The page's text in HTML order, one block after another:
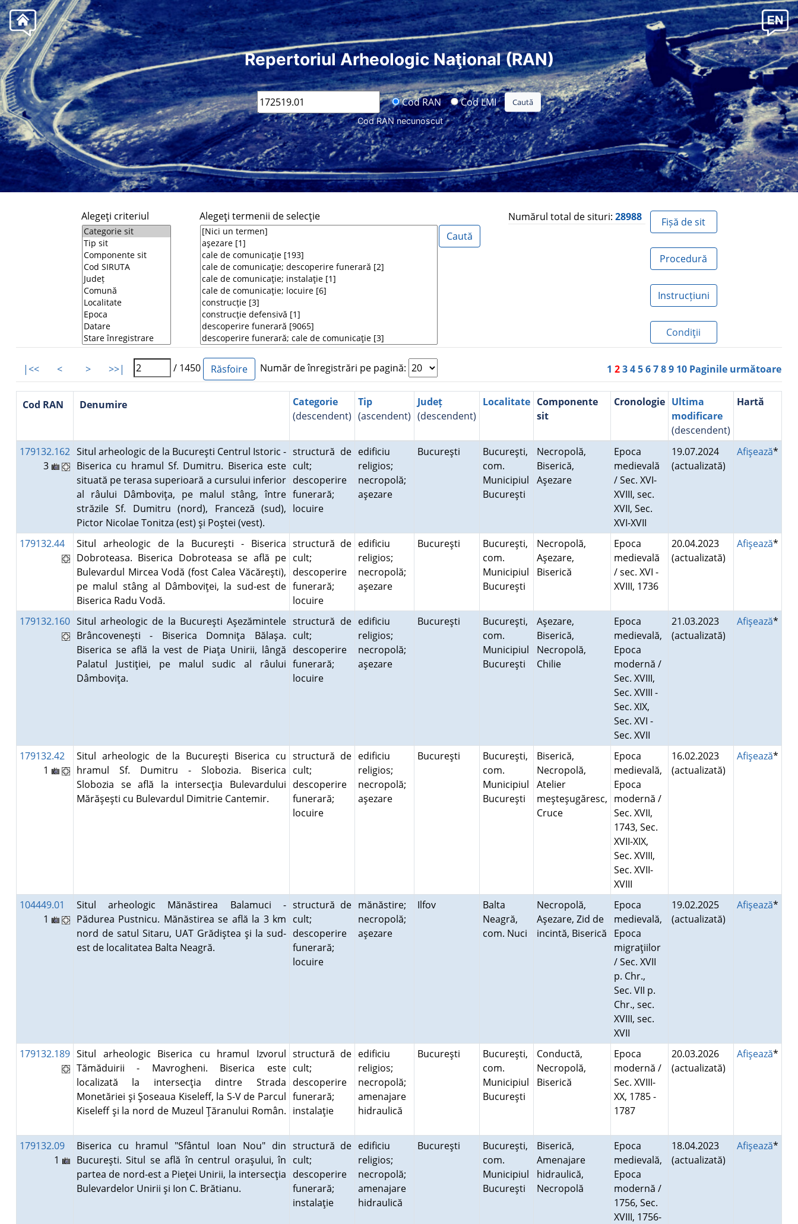
Repertoriul Arheologic Naţional (RAN)
Cod RAN Cod LMI
Cod RAN necunoscut
Alegeţi criteriul Alegeţi termenii de selecţie Numărul total de situri: 28988 Fișă de sit
Procedură
Instrucțiuni
Condiţii
|<< < > >>| / 1450 Număr de înregistrări pe pagină: 1 23456789 10 Paginile următoare
Cod RAN Denumire
Categorie
(descendent)
Tip
(ascendent)
Județ
(descendent)
Localitate Componente
sit
Cronologie Ultima
modificare
(descendent)
Hartă
179132.162
3
Situl arheologic de la Bucureşti Centrul Istoric -
Biserica cu hramul Sf. Dumitru. Biserica este
situată pe terasa superioară a cursului inferior
al râului Dâmboviţa, pe malul stâng, între
străzile Sf. Dumitru (nord), Franceză (sud),
Pictor Nicolae Tonitza (est) şi Poştei (vest).
structură de
cult;
descoperire
funerară;
locuire
edificiu
religios;
necropolă;
aşezare
Bucureşti
Bucureşti,
com.
Municipiul
Bucureşti
Necropolă,
Biserică,
Aşezare
Epoca
medievală
/ Sec. XVI-
XVIII, sec.
XVII, Sec.
XVI-XVII
19.07.2024
(actualizată)
Afişează*
179132.44
Situl arheologic de la Bucureşti - Biserica
Dobroteasa. Biserica Dobroteasa se află pe
Bulevardul Mircea Vodă (fost Calea Văcăreşti),
pe malul stâng al Dâmboviţei, la sud-est de
Biserica Radu Vodă.
structură de
cult;
descoperire
funerară;
locuire
edificiu
religios;
necropolă;
aşezare
Bucureşti
Bucureşti,
com.
Municipiul
Bucureşti
Necropolă,
Aşezare,
Biserică
Epoca
medievală
/ sec. XVI -
XVIII, 1736
20.04.2023
(actualizată)
Afişează*
179132.160 Situl arheologic de la Bucureşti Aşezămintele
Brâncoveneşti - Biserica Domniţa Bălaşa.
Biserica se află la vest de Piaţa Unirii, lângă
Palatul Justiţiei, pe malul sudic al râului
Dâmboviţa.
structură de
cult;
descoperire
funerară;
locuire
edificiu
religios;
necropolă;
aşezare
Bucureşti
Bucureşti,
com.
Municipiul
Bucureşti
Aşezare,
Biserică,
Necropolă,
Chilie
Epoca
medievală,
Epoca
modernă /
Sec. XVIII,
Sec. XVIII -
Sec. XIX,
Sec. XVI -
Sec. XVII
21.03.2023
(actualizată)
Afişează*
179132.42
1
Situl arheologic de la Bucureşti Biserica cu
hramul Sf. Dumitru - Slobozia. Biserica
Slobozia se află la intersecţia Bulevardului
Mărăşeşti cu Bulevardul Dimitrie Cantemir.
structură de
cult;
descoperire
funerară;
locuire
edificiu
religios;
necropolă;
aşezare
Bucureşti
Bucureşti,
com.
Municipiul
Bucureşti
Biserică,
Necropolă,
Atelier
meşteşugăresc,
Cruce
Epoca
medievală,
Epoca
modernă /
Sec. XVII,
1743, Sec.
XVII-XIX,
Sec. XVIII,
Sec. XVII-
XVIII
16.02.2023
(actualizată)
Afişează*
104449.01
1
Situl arheologic Mănăstirea Balamuci -
Pădurea Pustnicu. Mănăstirea se află la 3 km
nord de satul Sitaru, UAT Grădiştea şi la sud-
est de localitatea Balta Neagră.
structură de
cult;
descoperire
funerară;
locuire
mănăstire;
necropolă;
aşezare
Ilfov
Balta
Neagră,
com. Nuci
Necropolă,
Aşezare, Zid de
incintă, Biserică
Epoca
medievală,
Epoca
migraţiilor
/ Sec. XVII
p. Chr.,
Sec. VII p.
Chr., sec.
XVIII, sec.
XVII
19.02.2025
(actualizată)
Afişează*
179132.189 Situl arheologic Biserica cu hramul Izvorul
Tămăduirii - Mavrogheni. Biserica este
localizată la intersecţia dintre Strada
Monetăriei şi Şoseaua Kiseleff, la S-V de Parcul
Kiseleff şi la nord de Muzeul Ţăranului Român.
structură de
cult;
descoperire
funerară;
instalaţie
edificiu
religios;
necropolă;
amenajare
hidraulică
Bucureşti
Bucureşti,
com.
Municipiul
Bucureşti
Conductă,
Necropolă,
Biserică
Epoca
modernă /
Sec. XVIII-
XX, 1785 -
1787
20.03.2026
(actualizată)
Afişează*
179132.09
1
Biserica cu hramul "Sfântul Ioan Nou" din
Bucureşti. Situl se află în centrul oraşului, în
partea de nord-est a Pieţei Unirii, la intersecţia
Bulevardelor Unirii şi Ion C. Brătianu.
structură de
cult;
descoperire
funerară;
instalaţie
edificiu
religios;
necropolă;
amenajare
hidraulică
Bucureşti
Bucureşti,
com.
Municipiul
Bucureşti
Biserică,
Amenajare
hidraulică,
Necropolă
Epoca
medievală,
Epoca
modernă /
1756, Sec.
XVIII, 1756-
18.04.2023
(actualizată)
Afişează*